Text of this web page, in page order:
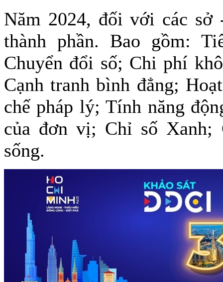
Năm 2024, đối với các
thành phần. Bao gồm:
Chuyển đổi số; Chi phí
Cạnh tranh bình đẳng;
chế pháp lý; Tính năng
của đơn vị; Chỉ số
sống.